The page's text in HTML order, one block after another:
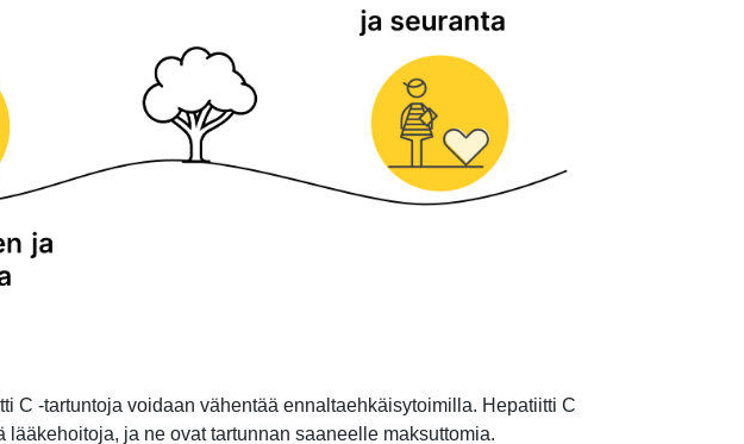
C -tartuntoja voidaan vähentää ennaltaehkäisytoimilla. Hepatiitti C
ja ne ovat tartunnan saaneelle maksuttomia.